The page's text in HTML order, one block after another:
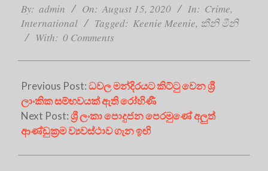
08-
15
By: admin On: August 15, 2020 In: Crime,
International
Tagged: Keenie Meenie, කීනි මීනි
With: 0 Comments
Previous Post:ධවල මන්දිරයට කිට්ටු වෙන ශ්‍රී
ලාංකික සම්භවයක් ඇති රෝහිණී
Next Post:ශ්‍රී ලංකා පොදුජන පෙරමුණේ අලුත්
ආණ්ඩුක්‍රම ව්‍යවස්ථාව ගැන ඉඟි